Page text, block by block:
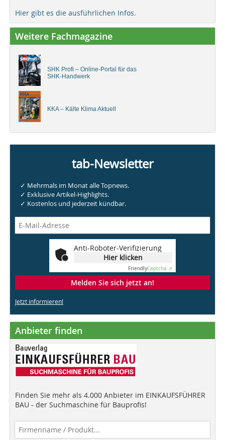
Hier gibt es die ausführlichen Infos.
Weitere Fachmagazine
SHK Profi – Online-Portal für das
SHK-Handwerk
KKA – Kälte Klima Aktuell
tab-Newsletter
✓ Mehrmals im Monat alle Topnews.
✓ Exklusive Artikel-Highlights.
✓ Kostenlos und jederzeit kündbar.
Anti-Roboter-Verifizierung
Hier klicken
FriendlyCaptcha ⇗
Melden Sie sich jetzt an!
Jetzt informieren!
Anbieter finden
Finden Sie mehr als 4.000 Anbieter im EINKAUFSFÜHRER
BAU - der Suchmaschine für Bauprofis!